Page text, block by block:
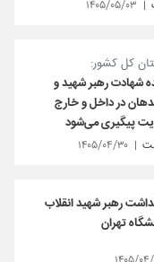
۱۴۰۵/۰۵/۰۳
کل کشور:
شهادت رهبر شهید و
در داخل و خارج
پیگیری می‌شود
۱۴۰۵/۰۴/۳۰
رهبر شهید انقلاب
تهران